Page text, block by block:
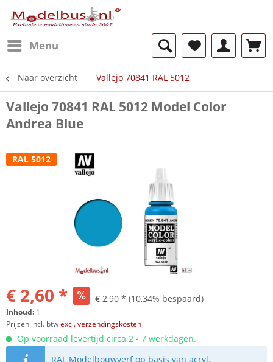
Menu
Naar overzicht Vallejo 70841 RAL 5012
Vallejo 70841 RAL 5012 Model Color
Andrea Blue
RAL 5012
€ 2,60 * € 2,90 * (10,34% bespaard)
Inhoud: 1
Prijzen incl. btwexcl. verzendingskosten
Op voorraad levertijd circa 2 - 7 werkdagen.
RAL Modelbouwverf op basis van acryl.